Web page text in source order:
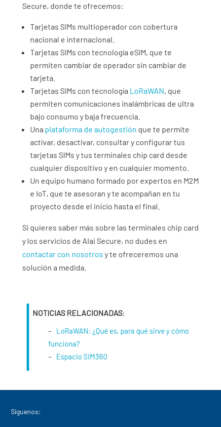
Secure, donde te ofrecemos:
Tarjetas SIMs multioperador con cobertura
nacional e internacional.
Tarjetas SIMs con tecnología eSIM, que te
permiten cambiar de operador sin cambiar de
tarjeta.
Tarjetas SIMs con tecnología LoRaWAN, que
permiten comunicaciones inalámbricas de ultra
bajo consumo y baja frecuencia.
Una plataforma de autogestión que te permite
activar, desactivar, consultar y configurar tus
tarjetas SIMs y tus terminales chip card desde
cualquier dispositivo y en cualquier momento.
Un equipo humano formado por expertos en M2M
e IoT, que te asesoran y te acompañan en tu
proyecto desde el inicio hasta el final.
Si quieres saber más sobre las terminales chip card
y los servicios de Alai Secure, no dudes en
contactar con nosotros y te ofreceremos una
solución a medida.
NOTICIAS RELACIONADAS:
LoRaWAN: ¿Qué es, para qué sirve y cómo
funciona?
Espacio SIM360
Síguenos: